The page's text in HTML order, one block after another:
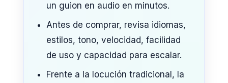
un guion en audio en minutos.
Antes de comprar, revisa idiomas,
estilos, tono, velocidad, facilidad
de uso y capacidad para escalar.
Frente a la locución tradicional, la